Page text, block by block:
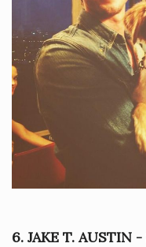
6. JAKE T. AUSTIN -